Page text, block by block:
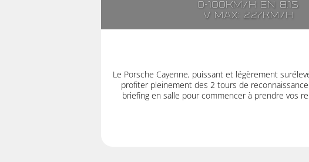
0-100km/h en 8.1s
V max: 227km/h
Le Porsche Cayenne, puissant et légèrement
profiter pleinement des 2 tours de
briefing en salle pour commencer à prendre vos